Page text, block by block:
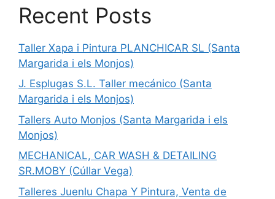
Recent Posts
Taller Xapa i Pintura PLANCHICAR SL (Santa
Margarida i els Monjos)
J. Esplugas S.L. Taller mecánico (Santa
Margarida i els Monjos)
Tallers Auto Monjos (Santa Margarida i els
Monjos)
MECHANICAL, CAR WASH & DETAILING
SR.MOBY (Cúllar Vega)
Talleres Juenlu Chapa Y Pintura, Venta de